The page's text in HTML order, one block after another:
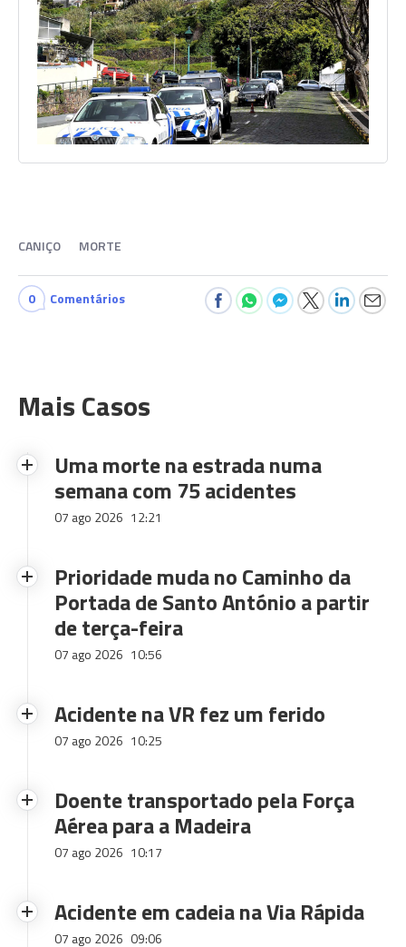
CANIÇO MORTE
0 Comentários
Mais Casos
Uma morte na estrada numa
semana com 75 acidentes
07 ago 2026 12:21
Prioridade muda no Caminho da
Portada de Santo António a partir
de terça-feira
07 ago 2026 10:56
Acidente na VR fez um ferido
07 ago 2026 10:25
Doente transportado pela Força
Aérea para a Madeira
07 ago 2026 10:17
Acidente em cadeia na Via Rápida
07 ago 2026 09:06